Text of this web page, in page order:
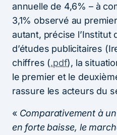
annuelle de 4,6% – à
3,1% observé au
autant, précise l’Institut
d’études publicitaires
chiffres (.pdf), la
le premier et le
rassure les acteurs du
« Comparativement à
en forte baisse, le